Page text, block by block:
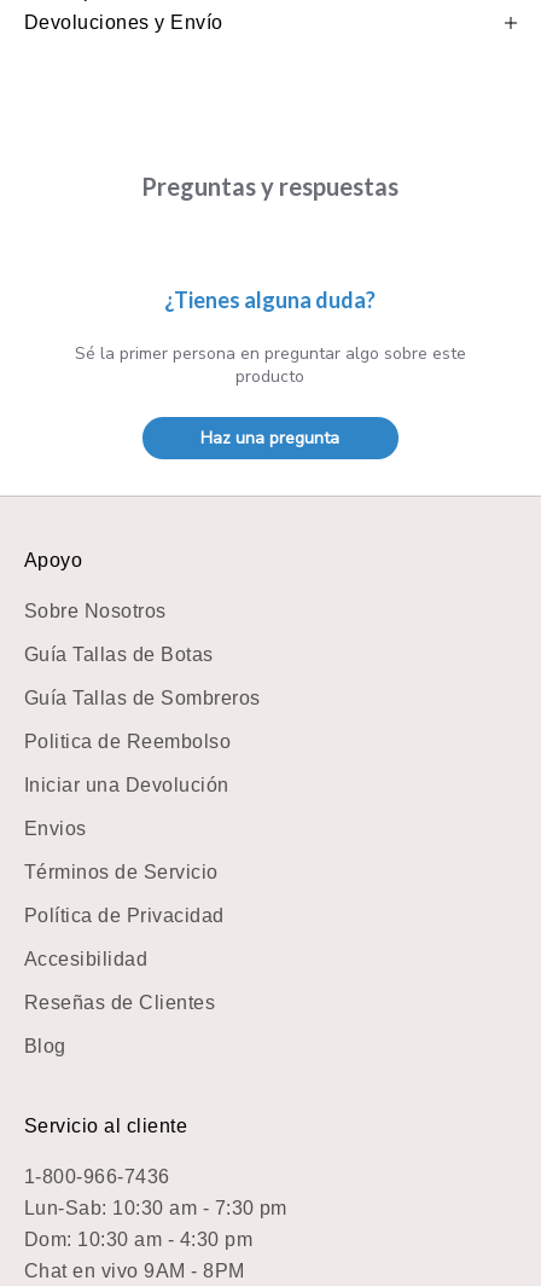
Devoluciones y Envío
Preguntas y respuestas
¿Tienes alguna duda?
Sé la primer persona en preguntar algo sobre este
producto
Haz una pregunta
Apoyo
Sobre Nosotros
Guía Tallas de Botas
Guía Tallas de Sombreros
Politica de Reembolso
Iniciar una Devolución
Envios
Términos de Servicio
Política de Privacidad
Accesibilidad
Reseñas de Clientes
Blog
Servicio al cliente
1-800-966-7436
Lun-Sab: 10:30 am - 7:30 pm
Dom: 10:30 am - 4:30 pm
Chat en vivo 9AM - 8PM